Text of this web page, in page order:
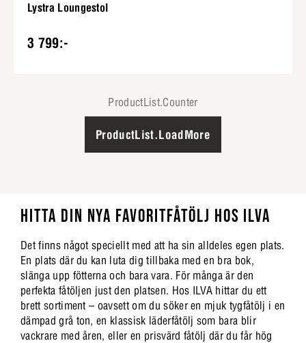
Lystra Loungestol
3 799:-
ProductList.Counter
ProductList.LoadMore
HITTA DIN NYA FAVORITFÅTÖLJ HOS ILVA
Det finns något speciellt med att ha sin alldeles egen plats.
En plats där du kan luta dig tillbaka med en bra bok,
slänga upp fötterna och bara vara. För många är den
perfekta fåtöljen just den platsen. Hos ILVA hittar du ett
brett sortiment – oavsett om du söker en mjuk tygfåtölj i en
dämpad grå ton, en klassisk läderfåtölj som bara blir
vackrare med åren, eller en prisvärd fåtölj där du får hög